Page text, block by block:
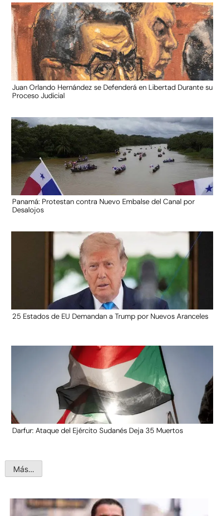
Juan Orlando Hernández se Defenderá en Libertad Durante su
Proceso Judicial
Panamá: Protestan contra Nuevo Embalse del Canal por
Desalojos
25 Estados de EU Demandan a Trump por Nuevos Aranceles
Darfur: Ataque del Ejército Sudanés Deja 35 Muertos
Más...